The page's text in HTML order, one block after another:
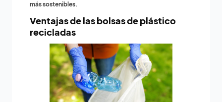
más sostenibles.
Ventajas de las bolsas de plástico
recicladas